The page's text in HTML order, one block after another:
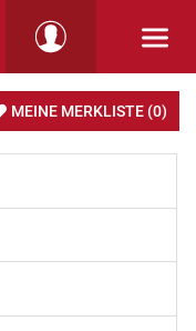
MEINE MERKLISTE (0)